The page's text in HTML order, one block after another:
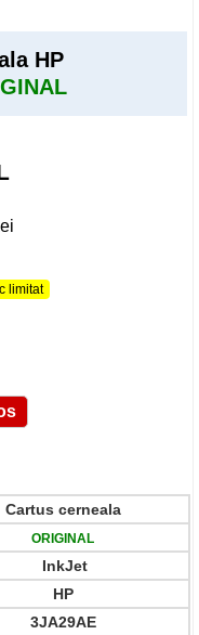
HP
limitat
Cartus cerneala
ORIGINAL
InkJet
HP
3JA29AE